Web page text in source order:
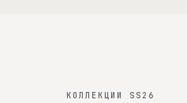
КОЛЛЕКЦИИ SS26